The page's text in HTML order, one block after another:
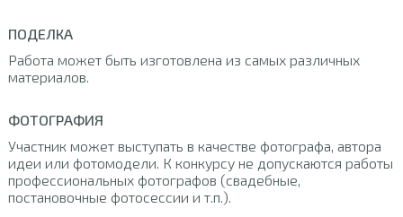
ПОДЕЛКА
Работа может быть изготовлена из самых различных
материалов.
ФОТОГРАФИЯ
Участник может выступать в качестве фотографа, автора
идеи или фотомодели. К конкурсу не допускаются работы
профессиональных фотографов (свадебные,
постановочные фотосессии и т.п.).